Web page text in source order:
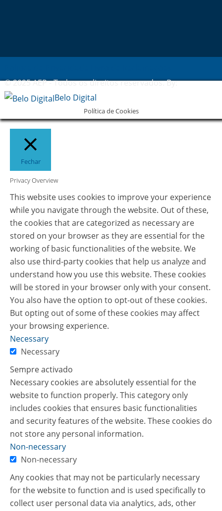
© 2025 AEP - Todos os direitos reservados. By:
Belo Digital
Política de Cookies
Fechar
Privacy Overview
This website uses cookies to improve your experience
while you navigate through the website. Out of these,
the cookies that are categorized as necessary are
stored on your browser as they are essential for the
working of basic functionalities of the website. We
also use third-party cookies that help us analyze and
understand how you use this website. These cookies
will be stored in your browser only with your consent.
You also have the option to opt-out of these cookies.
But opting out of some of these cookies may affect
your browsing experience.
Necessary
Necessary
Sempre activado
Necessary cookies are absolutely essential for the
website to function properly. This category only
includes cookies that ensures basic functionalities
and security features of the website. These cookies do
not store any personal information.
Non-necessary
Non-necessary
Any cookies that may not be particularly necessary
for the website to function and is used specifically to
collect user personal data via analytics, ads, other